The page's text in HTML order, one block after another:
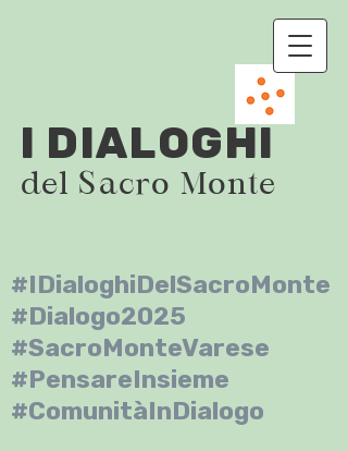
#IDialoghiDelSacroMonte
#Dialogo2025
#SacroMonteVarese
#PensareInsieme
#ComunitàInDialogo
del Sacro Monte
I DIALOGHI